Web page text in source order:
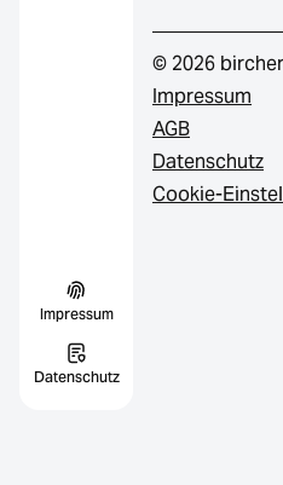
Impressum
Datenschutz
© 2026
Impressum
AGB
Datenschutz
Cookie-